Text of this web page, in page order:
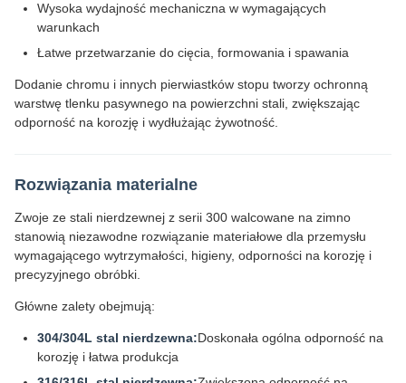
Wysoka wydajność mechaniczna w wymagających
warunkach
Łatwe przetwarzanie do cięcia, formowania i spawania
Dodanie chromu i innych pierwiastków stopu tworzy ochronną
warstwę tlenku pasywnego na powierzchni stali, zwiększając
odporność na korozję i wydłużając żywotność.
Rozwiązania materialne
Zwoje ze stali nierdzewnej z serii 300 walcowane na zimno
stanowią niezawodne rozwiązanie materiałowe dla przemysłu
wymagającego wytrzymałości, higieny, odporności na korozję i
precyzyjnego obróbki.
Główne zalety obejmują:
304/304L stal nierdzewna:Doskonała ogólna odporność na
korozję i łatwa produkcja